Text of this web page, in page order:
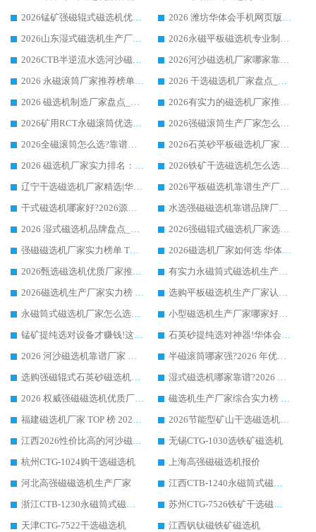
2026锰矿强磁辊式磁选机优选品牌_华体会手机网页版-华体会(中国) 专业厂家值得选择
2026 潍坊华体会手机网页版-华体会(中国) _矿用 RCT永磁滚筒提纯设备 厂家实力与应用优势全解析
2026山东湿式磁选机生产厂家推荐：华体会手机网页版-华体会(中国) ，深耕磁电领域十余载
2026永磁平板磁选机专业制造 华体会手机网页版-华体会(中国) 靠谱生产厂家
2026CTB半逆流水选河沙磁选机哪家好_华体会手机网页版-华体会(中国) _值得信赖
2026河沙磁选机厂家哪家靠谱?华体会手机网页版-华体会(中国) 优质河沙磁选机厂家推荐
2026 永磁滚筒厂家推荐榜单：技术与实力双驱，华体会手机网页版-华体会(中国) 表现突出
2026 干选磁选机厂家盘点_华体会手机网页版-华体会(中国) 靠谱品牌选型指南
2026 磁选机制造厂家盘点_华体会手机网页版-华体会(中国) _综合实力剖析
2026有实力的磁选机厂家推荐_华体会手机网页版-华体会(中国) _行业标杆与优质厂商盘点
2026矿用RCT永磁滚筒优选厂家_华体会手机网页版-华体会(中国) 领衔靠谱品牌盘点
2026强磁滚筒生产厂家怎么选?行业口碑推荐华体会手机网页版-华体会(中国)
2026全磁滚筒怎么选?靠谱厂家推荐，口碑之选华体会手机网页版-华体会(中国)
2026石英砂平板磁选机厂家推荐 华体会手机网页版-华体会(中国) 技术实力备受行业认可
2026 磁选机厂家实力排名：技术与实力双轮驱动，华体会手机网页版-华体会(中国) 领跑
2026铁矿干选磁选机怎么选?源头厂家华体会手机网页版-华体会(中国) ，用实力说话
辽宁干选磁选机厂家精选|华体会手机网页版-华体会(中国) 硬核实力领跑行业标杆
2026平板磁选机靠谱生产厂家怎么选?行业标杆华体会手机网页版-华体会(中国) ，凭硬实力脱颖而出
干式磁选机哪家好?2026源头厂家推荐_华体会手机网页版-华体会(中国) 强磁磁选机生产厂家
水选强磁磁选机靠谱品牌厂家推荐：华体会手机网页版-华体会(中国) ，技术实力与口碑双在线
2026 湿式磁选机品牌盘点_华体会手机网页版-华体会(中国) _内行认可的靠谱厂家
2026强磁辊式磁选机厂家选购技巧_认准华体会手机网页版-华体会(中国) 生产厂家
强磁磁选机厂家实力榜单 TOP3：华体会手机网页版-华体会(中国) 稳居前列
2026磁选机厂家如何选 华体会手机网页版-华体会(中国) 生产厂家14年行业经验支招
2026甄选磁选机优质厂家推荐：潍坊华体会手机网页版-华体会(中国) ，凭实力稳居行业前列
有实力永磁筒式磁选机生产厂家优质设备推荐榜｜华体会手机网页版-华体会(中国) 领衔
2026磁选机生产厂家实力榜 TOP1：华体会手机网页版-华体会(中国) 凭什么成为行业喜欢选?
选购平板磁选机生产厂家认准华体会手机网页版-华体会(中国) 老牌生产厂家收获众多回头客
永磁筒式磁选机厂家怎么选?14 年老厂华体会手机网页版-华体会(中国) 凭实力出圈，这 5 大优势太圈粉
小型磁选机生产厂家哪家好?2026 年实测推荐，华体会手机网页版-华体会(中国) 十年口碑厂值得闭眼入
锰矿提纯选对设备才赚钱!这家临朐厂家的强磁辊磁选机凭啥成行业标杆?
石英砂提纯选对神器!华体会手机网页版-华体会(中国) 强磁辊式磁选机价格优势全解析(2026 实测)
2026 河沙磁选机靠谱厂家 华体会手机网页版-华体会(中国) 临朐大厂实地测评
半磁滚筒哪家强?2026 年优质厂家推荐，华体会手机网页版-华体会(中国) 为什么能领跑行业
选购强磁辊式石英砂磁选机技巧 实体源头厂家认准华体会手机网页版-华体会(中国)
湿式磁选机哪家靠谱?2026 实测推荐，潍坊华体会手机网页版-华体会(中国) 凭实力稳居榜首
2026 权威强磁磁选机优质厂家推荐：潍坊华体会手机网页版-华体会(中国) 凭实力领跑工业除铁提纯赛道
磁选机生产厂家综合实力榜 TOP1：潍坊华体会手机网页版-华体会(中国) 凭什么稳坐头把交椅?
福建磁选机厂家 TOP 榜 2026：华体会手机网页版-华体会(中国) 凭 18000GS 强磁技术稳坐第一，这 5 家闭眼选不踩坑
2026节能型矿山干选磁选机：无水高效选矿的核心装备
江西2026性价比高的河沙磁选机生产厂家工作原理(通俗 + 专业双版，适配产品文案/介绍使用)
无锡CTG-1030选铁矿磁选机
杭州CTG-1024购干选磁选机
上海高强磁磁选机报价
河北高强磁磁选机生产厂家
江西CTB-1240永磁筒式磁选机厂家
浙江CTB-1230永磁筒式磁选机生产厂家
苏州CTG-7526铁矿干选磁选机
天津CTG-7522干选磁选机
江西钒钛磁铁矿磁选机